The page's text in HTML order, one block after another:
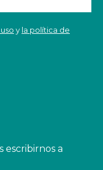
y la política de
escribirnos a